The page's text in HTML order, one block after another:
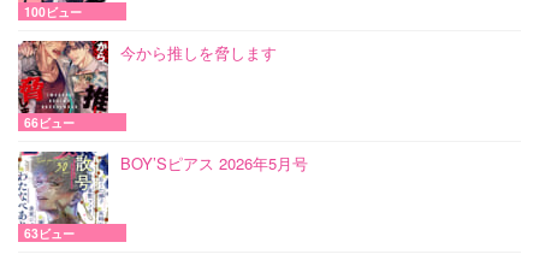
100ビュー
今から推しを脅します
66ビュー
BOY’Sピアス 2026年5月号
63ビュー